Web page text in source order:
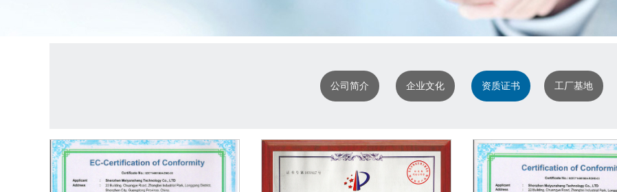
公司简介 企业文化 资质证书 工厂基地